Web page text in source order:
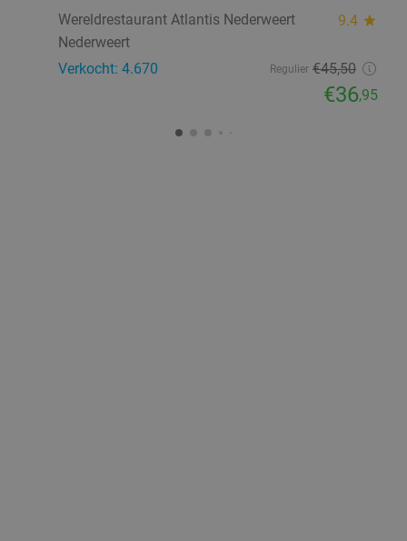
Wereldrestaurant Atlantis Nederweert
9.4 star
Nederweert
Verkocht: 4.670
Regulier €45,50
€36,95